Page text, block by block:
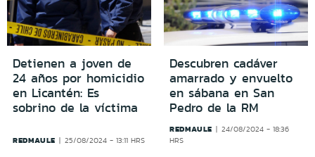
Detienen a joven de
24 años por homicidio
en Licantén: Es
sobrino de la víctima
REDMAULE 25/08/2024 - 13:11 HRS
Descubren cadáver
amarrado y envuelto
en sábana en San
Pedro de la RM
REDMAULE
24/08/2024 - 18:36
HRS